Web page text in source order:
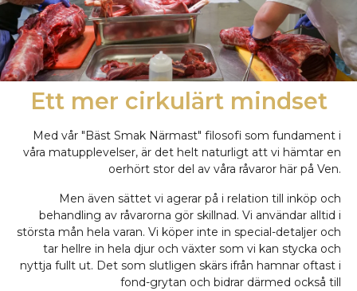
Ett mer cirkulärt mindset
Med vår "Bäst Smak Närmast" filosofi som fundament i
våra matupplevelser, är det helt naturligt att vi hämtar en
oerhört stor del av våra råvaror här på Ven.
Men även sättet vi agerar på i relation till inköp och
behandling av råvarorna gör skillnad. Vi användar alltid i
största mån hela varan. Vi köper inte in special-detaljer och
tar hellre in hela djur och växter som vi kan stycka och
nyttja fullt ut. Det som slutligen skärs ifrån hamnar oftast i
fond-grytan och bidrar därmed också till